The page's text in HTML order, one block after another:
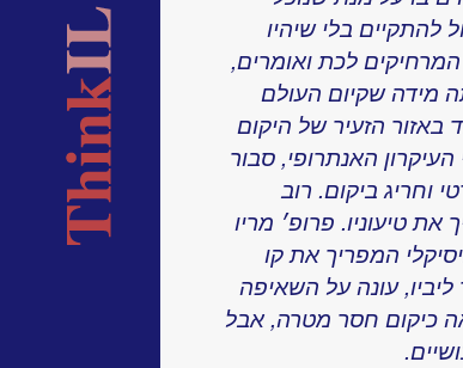
בלי שיהיו
לכת ואומרים,
מידה שקיום העולם
הזעיר של היקום
האנתרופי, סבור
וחריג ביקום. רוב
טיעוניו. פרופ׳ מריו
המפריך את קו
עונה על השאיפה
כיקום חסר מטרה, אבל